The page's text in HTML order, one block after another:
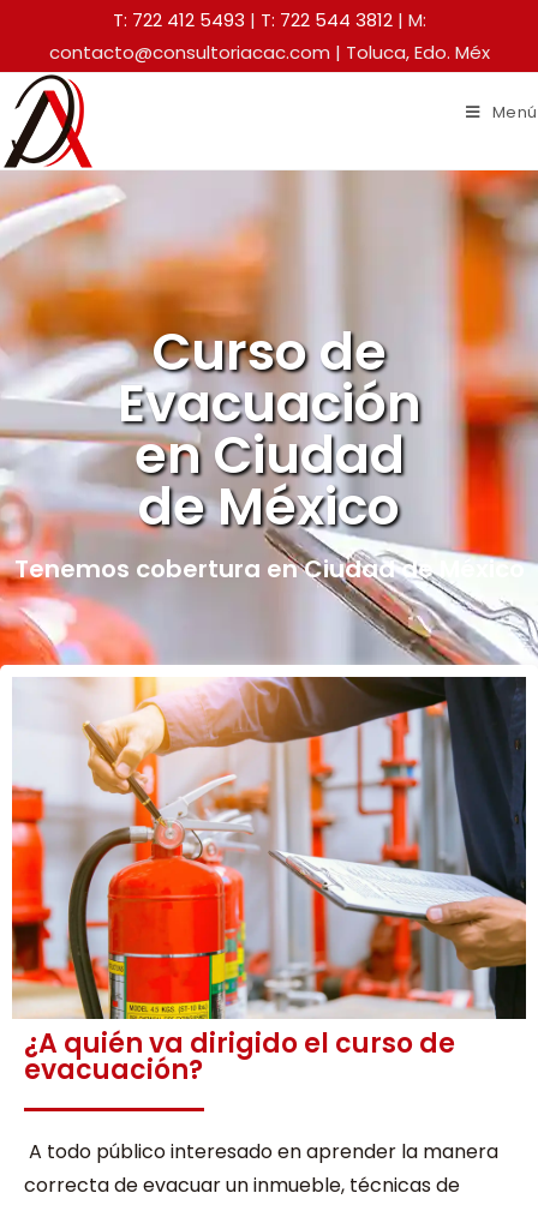
T: 722 412 5493 | T: 722 544 3812| M:
contacto@consultoriacac.com | Toluca, Edo. Méx
Menú
Curso de
Evacuación
en Ciudad
de México
Tenemos cobertura en Ciudad de México
¿A quién va dirigido el curso de
evacuación?
A todo público interesado en aprender la manera
correcta de evacuar un inmueble, técnicas de